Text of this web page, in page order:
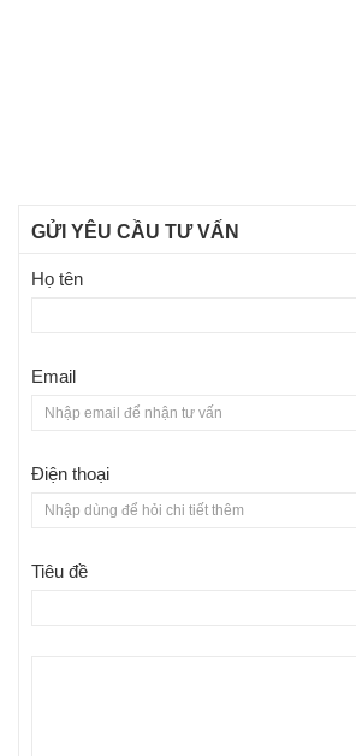
GỬI YÊU CẦU TƯ VẤN
Họ tên
Email
Điện thoại
Tiêu đề